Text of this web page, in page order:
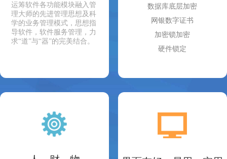
运筹软件各功能模块融入管
理大师的先进管理思想及科
学的业务管理模式，思想指
导软件，软件服务管理，力
求“道”与“器”的完美结合。
数据库底层加密
网银数字证书
加密锁加密
硬件锁定